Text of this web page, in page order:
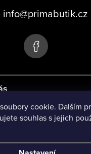
cookie. Dalším
souhlas s jejich
info@primabutik.cz